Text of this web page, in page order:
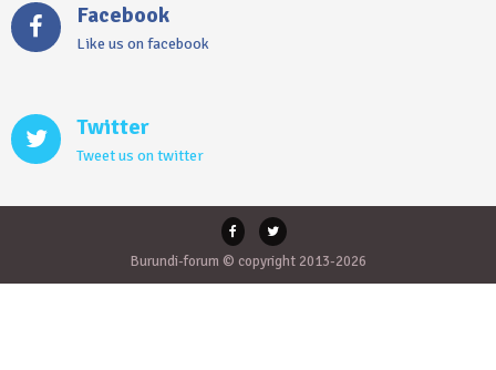
Facebook
Like us on facebook
Twitter
Tweet us on twitter
Burundi-forum © copyright 2013-2026